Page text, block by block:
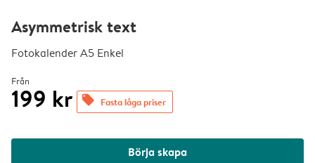
Asymmetrisk text
Fotokalender A5 Enkel
Från
199 kr offers Fasta låga priser
Börja skapa